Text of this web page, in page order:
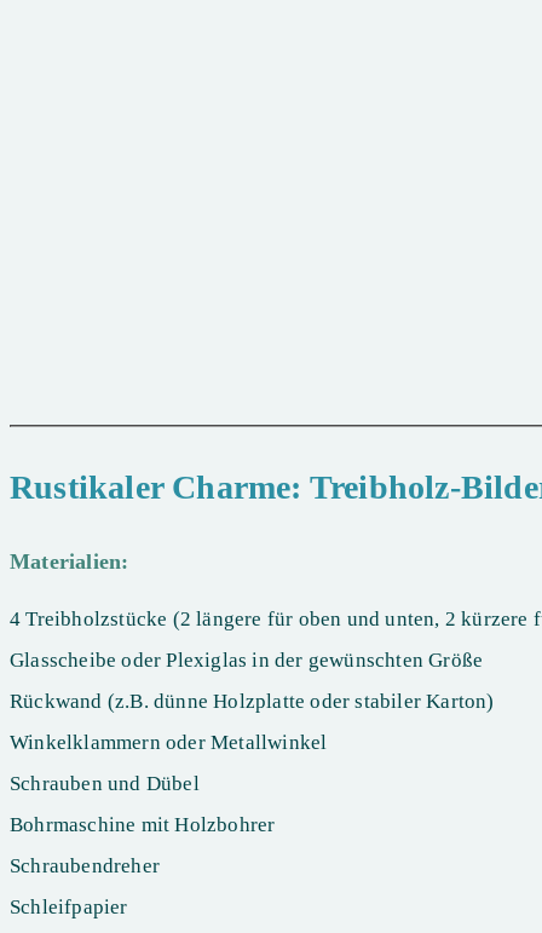
Rustikaler Charme: Treibholz-
Materialien:
4 Treibholzstücke (2 längere für oben und unten, 2 kürzere
Glasscheibe oder Plexiglas in der gewünschten Größe
Rückwand (z.B. dünne Holzplatte oder stabiler Karton)
Winkelklammern oder Metallwinkel
Schrauben und Dübel
Bohrmaschine mit Holzbohrer
Schraubendreher
Schleifpapier